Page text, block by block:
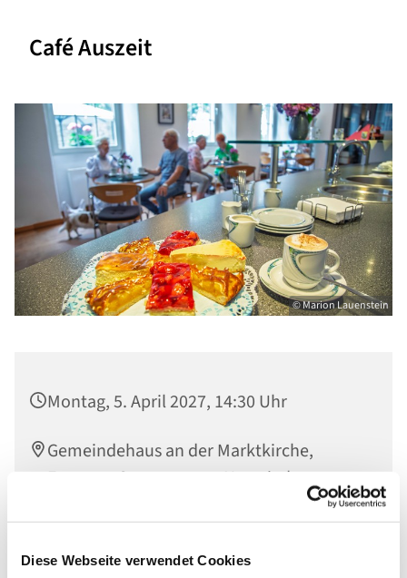
Diese Webseite verwendet Cookies
Café Auszeit
© Marion Lauenstein
Montag, 5. April 2027, 14:30 Uhr
Gemeindehaus an der Marktkirche,
Engerser Str. 34, 56564 Neuwied